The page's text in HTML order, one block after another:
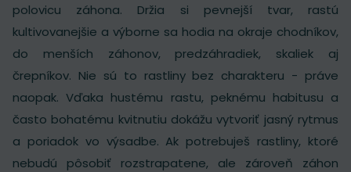
polovicu záhona. Držia si pevnejší tvar, rastú
kultivovanejšie a výborne sa hodia na okraje chodníkov,
do menších záhonov, predzáhradiek, skaliek aj
črepníkov. Nie sú to rastliny bez charakteru - práve
naopak. Vďaka hustému rastu, peknému habitusu a
často bohatému kvitnutiu dokážu vytvoriť jasný rytmus
a poriadok vo výsadbe. Ak potrebuješ rastliny, ktoré
nebudú pôsobiť rozstrapatene, ale zároveň záhon